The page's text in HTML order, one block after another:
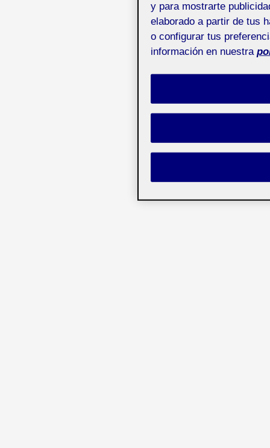
y para mostrarte
elaborado a partir de tus
o configurar tus
información en nuestra